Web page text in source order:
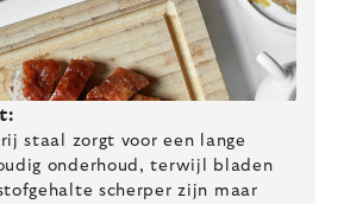
staal zorgt voor een lange
onderhoud, terwijl bladen
scherper zijn maar